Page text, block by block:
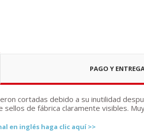
PAGO Y
cortadas debido a su inutilidad
de fábrica claramente visibles.
en inglés haga clic aquí >>